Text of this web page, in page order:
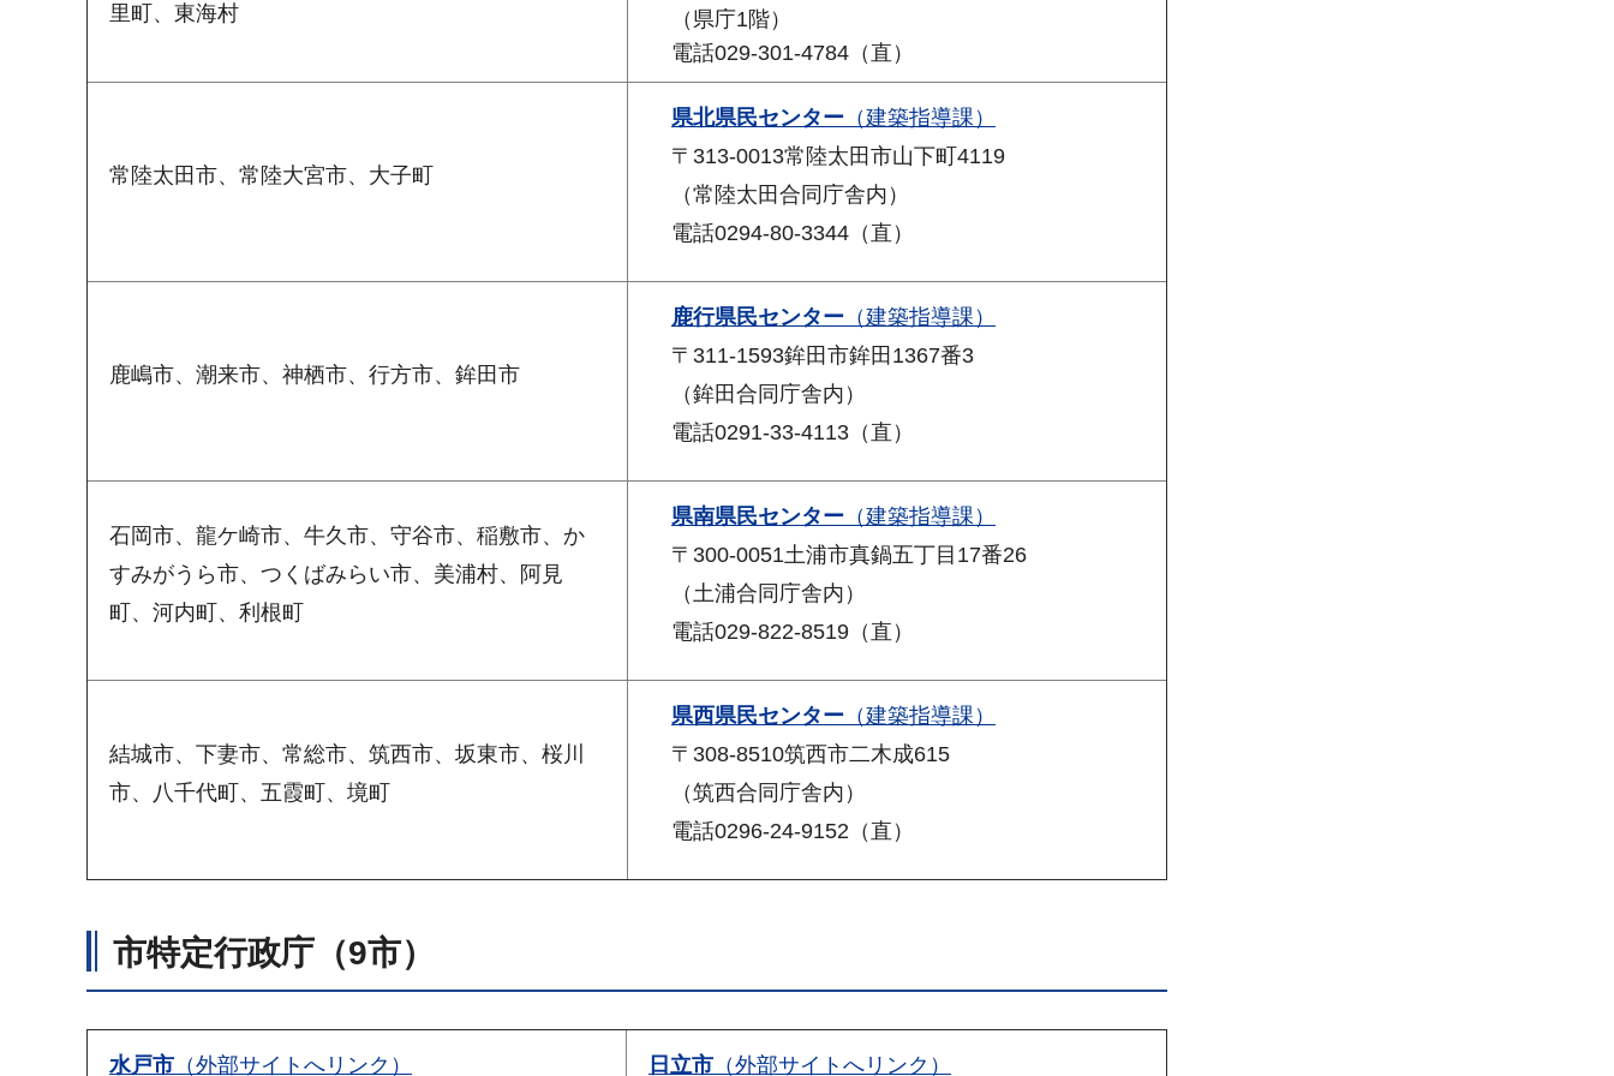
里町、東海村
（県庁1階）
電話029-301-4784（直）
常陸太田市、常陸大宮市、大子町
県北県民センター （建築指導課）
〒313-0013常陸太田市山下町4119
（常陸太田合同庁舎内）
電話0294-80-3344（直）
鹿嶋市、潮来市、神栖市、行方市、鉾田市
鹿行県民センター （建築指導課）
〒311-1593鉾田市鉾田1367番3
（鉾田合同庁舎内）
電話0291-33-4113（直）
石岡市、龍ケ崎市、牛久市、守谷市、稲敷市、か
すみがうら市、つくばみらい市、美浦村、阿見
町、河内町、利根町
県南県民センター （建築指導課）
〒300-0051土浦市真鍋五丁目17番26
（土浦合同庁舎内）
電話029-822-8519（直）
結城市、下妻市、常総市、筑西市、坂東市、桜川
市、八千代町、五霞町、境町
県西県民センター （建築指導課）
〒308-8510筑西市二木成615
（筑西合同庁舎内）
電話0296-24-9152（直）
市特定行政庁（9市）
水戸市 （外部サイトへリンク） 日立市 （外部サイトへリンク）